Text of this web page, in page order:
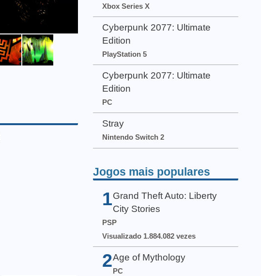
Xbox Series X
Cyberpunk 2077: Ultimate
Edition
PlayStation 5
Cyberpunk 2077: Ultimate
Edition
PC
Stray
Nintendo Switch 2
Jogos mais populares
1 Grand Theft Auto: Liberty
City Stories
PSP
Visualizado 1.884.082 vezes
2Age of Mythology
PC